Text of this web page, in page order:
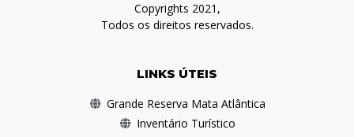
Copyrights 2021,
Todos os direitos reservados.
LINKS ÚTEIS
Grande Reserva Mata Atlântica
Inventário Turístico